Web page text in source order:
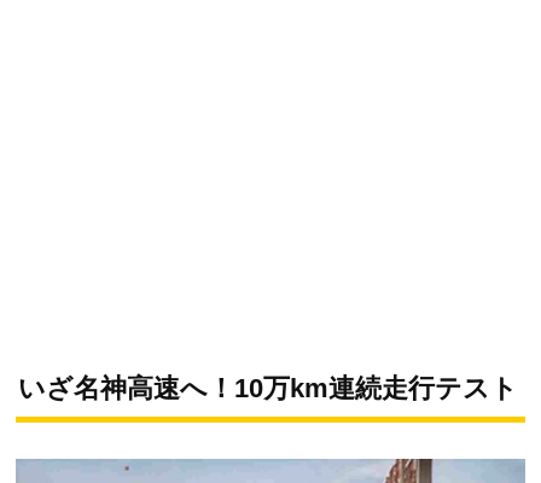
いざ名神高速へ！10万km連続走行テスト